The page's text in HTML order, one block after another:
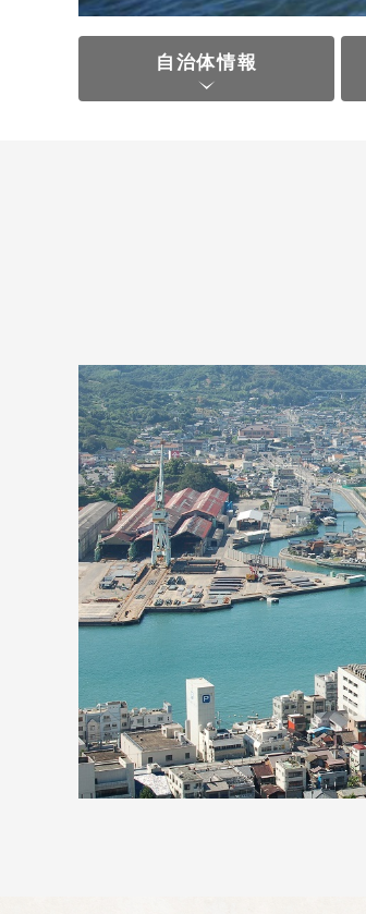
自治体情報